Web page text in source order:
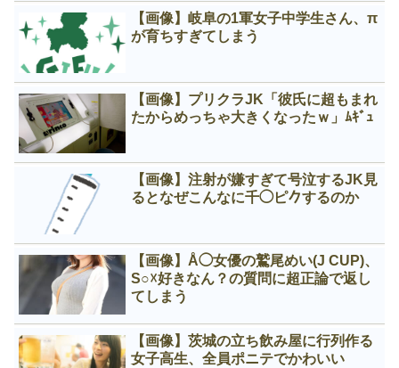
【画像】岐阜の1軍女子中学生さん、π
が育ちすぎてしまう
【画像】プリクラJK「彼氏に超もまれ
たからめっちゃ大きくなったｗ」ﾑｷﾞｭ
【画像】注射が嫌すぎて号泣するJK見
るとなぜこんなに千◯ピ𠂊するのか
【画像】Å◯女優の鷲尾めい(J CUP)、
S○☓好きなん？の質問に超正論で返し
てしまう
【画像】茨城の立ち飲み屋に行列作る
女子高生、全員ポニテでかわいい